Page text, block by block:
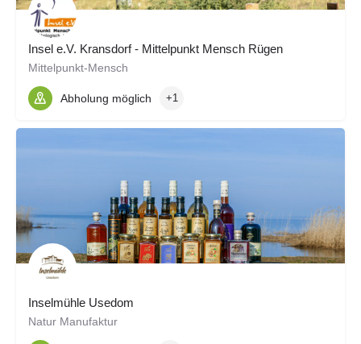
Insel e.V. Kransdorf - Mittelpunkt Mensch Rügen
Mittelpunkt-Mensch
Abholung möglich +1
Inselmühle Usedom
Natur Manufaktur